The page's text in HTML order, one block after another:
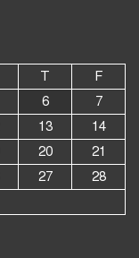
T
F
6
7
13
14
20
21
27
28